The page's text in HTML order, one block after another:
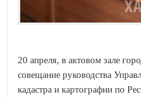
20 апреля, в актовом зале
совещание руководства
кадастра и картографии по